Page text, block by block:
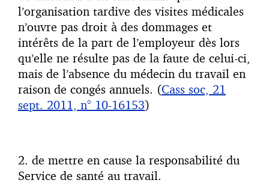
l’organisation tardive des visites médicales
n’ouvre pas droit à des dommages et
intérêts de la part de l’employeur dès lors
qu’elle ne résulte pas de la faute de celui-ci,
mais de l’absence du médecin du travail en
raison de congés annuels. (Cass soc, 21
sept. 2011, n° 10-16153)
2. de mettre en cause la responsabilité du
Service de santé au travail.